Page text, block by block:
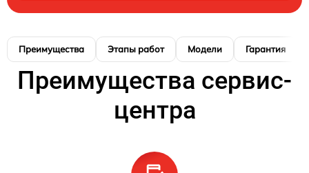
Преимущества Этапы работ Модели Гарантия
Преимущества сервис-
центра